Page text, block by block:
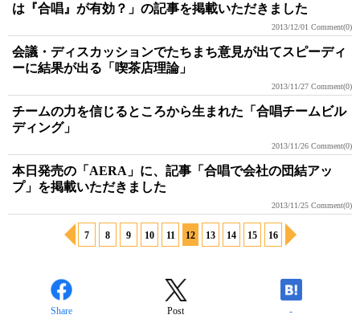
は『合唱』が有効？」の記事を掲載いただきました
2013/12/01 Comment(0)
会議・ディスカッションでたちまち意見が出てスピーディ
ーに結果が出る「喫茶店理論」
2013/11/27 Comment(0)
チームの力を信じるところから生まれた「合唱チームビル
ディング」
2013/11/26 Comment(0)
本日発売の「AERA」に、記事「合唱で会社の団結アッ
プ」を掲載いただきました
2013/11/25 Comment(0)
7 8 9 10 11 12 13 14 15 16
Share Post -